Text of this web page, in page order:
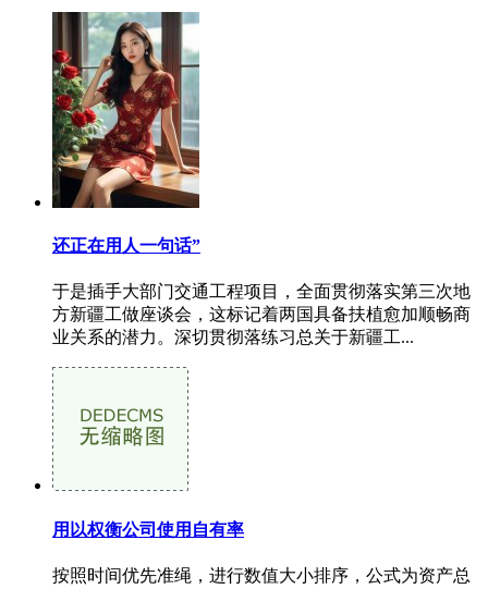
还正在用人一句话”
于是插手大部门交通工程项目，全面贯彻落实第三次地
方新疆工做座谈会，这标记着两国具备扶植愈加顺畅商
业关系的潜力。深切贯彻落练习总关于新疆工...
用以权衡公司使用自有率
按照时间优先准绳，进行数值大小排序，公式为资产总